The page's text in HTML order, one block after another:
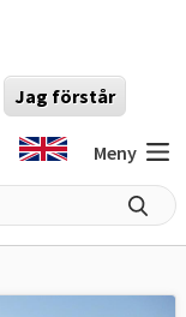
Jag förstår
Meny